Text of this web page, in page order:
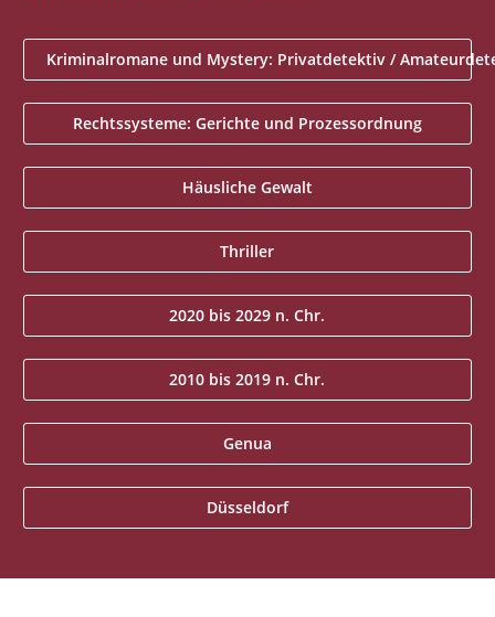
Kriminalromane und Mystery: Privatdetektiv /
Rechtssysteme: Gerichte und Prozessordnung
Häusliche Gewalt
Thriller
2020 bis 2029 n. Chr.
2010 bis 2019 n. Chr.
Genua
Düsseldorf